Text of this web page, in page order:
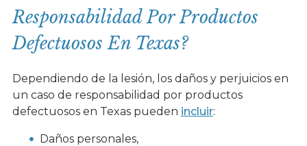
Responsabilidad Por Productos
Defectuosos En Texas?
Dependiendo de la lesión, los daños y perjuicios en
un caso de responsabilidad por productos
defectuosos en Texas pueden incluir:
Daños personales,